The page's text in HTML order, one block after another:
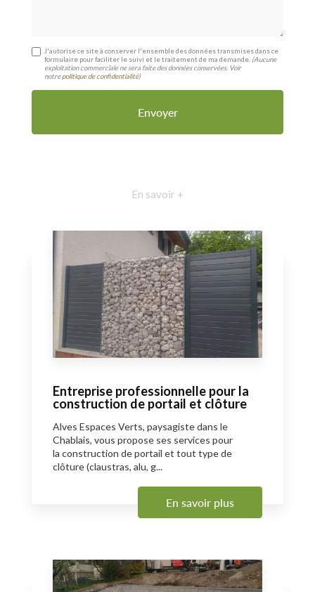
J'autorise ce site à conserver l'ensemble des données transmises dans ce
formulaire pour faciliter le suivi et le traitement de ma demande. (Aucune
exploitation commerciale ne sera faite des données conservées. Voir
notrepolitique de confidentialité)
En savoir +
Entreprise professionnelle pour la
construction de portail et clôture
Alves Espaces Verts, paysagiste dans le
Chablais, vous propose ses services pour
la construction de portail et tout type de
clôture (claustras, alu, g...
En savoir plus